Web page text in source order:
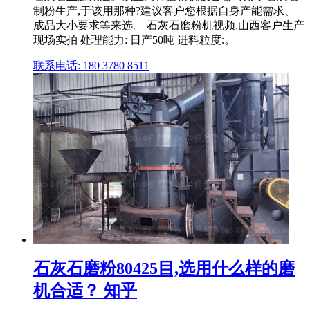
制粉生产,于该用那种?建议客户您根据自身产能需求、
成品大小要求等来选。 石灰石磨粉机视频,山西客户生产
现场实拍 处理能力: 日产50吨 进料粒度:。
联系电话: 180 3780 8511
石灰石磨粉80425目,选用什么样的磨
机合适？ 知乎